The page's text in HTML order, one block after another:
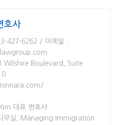
호사
427-6262 / 이메일 :
Wilshire Boulevard, Suite
대표 변호사
무실, Managing Immigration